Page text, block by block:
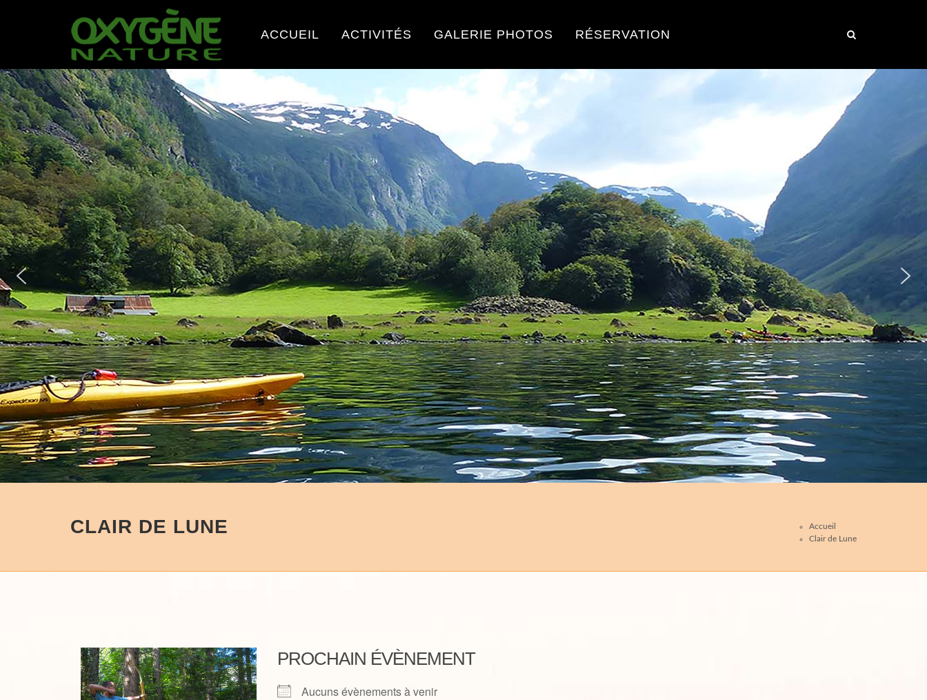
ACCUEIL ACTIVITÉS GALERIE PHOTOS RÉSERVATION
CLAIR DE LUNE
Accueil
Clair de Lune
PROCHAIN ÉVÈNEMENT
Aucuns évènements à venir